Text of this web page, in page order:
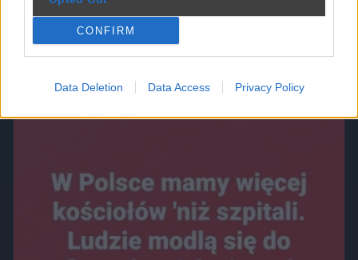
CONFIRM
Data Deletion Data Access Privacy Policy